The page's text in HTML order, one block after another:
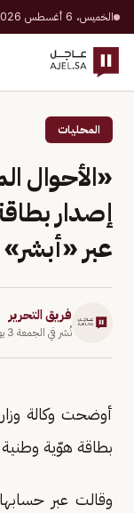
الخميس، 6 أغسطس 2026 · 23 صفر 1448 هـ
المحليات
«الأحوال
إصدار
عبر «أبشر»
فريق التحرير
نُشر في الجمعة 3 يوليو 2026
أوضحت وكالة
بطاقة هوّية
وقالت عبر